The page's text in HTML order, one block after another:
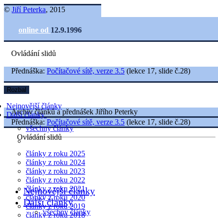
© Jiří Peterka, 2015
online od 12.9.1996
Ovládání slidů
Nejnovější články
Další články
všechny články
články z roku 2025
články z roku 2024
články z roku 2023
články z roku 2022
články z roku 2021
články z roku 2020
články z roku 2019
články z roku 2018
Přednáška: Počítačové sítě, verze 3.5 (lekce 17, slide č.28)
Rozbal
Archiv článků a přednášek Jiřího Peterky
Přednáška: Počítačové sítě, verze 3.5 (lekce 17, slide č.28)
Ovládání slidů
Nejnovější články
Další články
všechny články